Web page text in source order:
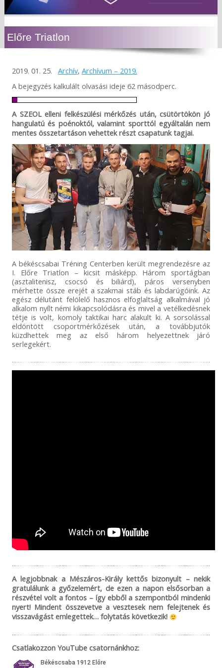
Előre Triatlon
2019. 01. 25. Archív, Archívum – 2019.
A bejegyzés kalkulált olvasási ideje 62 másodperc.
A SZEOL elleni felkészülési mérkőzés után, csütörtökön jó
hangulatú és poénoktól, valamint sporttól egyáltalán nem
mentes összetartáson vehettek részt csapatunk tagjai.
A békéscsabai Tréning Centerben került megrendezésre az
I. Előre Triatlon – kicsit másképp. Három sportágban
(asztalitenisz, csocsó és biliárd), páros versenyben
mérhette össze erejét a szakmai stáb és labdarúgóink. Az
egész délutánt felölelő hasznos elfoglaltság alkalmával jó
alkalom nyílt némi kikapcsolódásra és mivel a vetélkedésnek
tétje is volt, komoly taktikai harc alakult ki. A sorsolással
eldöntött csoportmérkőzések után, a továbbjutók
küzdhettek meg az első három helyezettnek járó
serlegekért.
A legjobbnak a Mészáros-Király kettős bizonyult – nekik
gratulálunk a győzelemért, de ezen a napon elsősorban a
részvétel volt a fontos – így ebből a szempontból mindenki
nyert! Mindent összevetve a vesztesek nem felejtenek és
visszavágást emlegettek… folytatás következik!
Csatlakozzon YouTube csatornánkhoz: